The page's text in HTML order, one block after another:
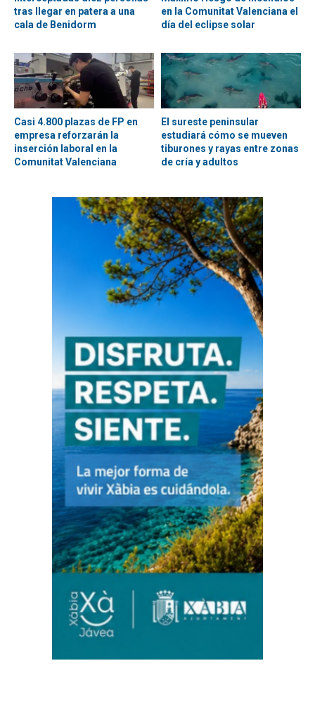
tras llegar en patera a una
cala de Benidorm
en la Comunitat Valenciana el
día del eclipse solar
Casi 4.800 plazas de FP en
empresa reforzarán la
inserción laboral en la
Comunitat Valenciana
El sureste peninsular
estudiará cómo se mueven
tiburones y rayas entre zonas
de cría y adultos